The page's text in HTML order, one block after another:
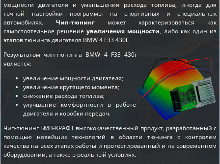
мощности двигателя и уменьшения расхода топлива, иногда для
точной настройки программы на спортивных и специальных
автомобилях. Чип-тюнингможет характеризоваться как
самостоятельное решениеувеличения мощности, либо как один из
этаповтюнинга двигателя BMW 4 F33 430i.
Результатом чип-тюнинга BMW 4 F33 430i
является:
увеличение мощности двигателя;
увеличение крутящего момента;
снижение расхода топлива;
улучшение комфортности в работе
двигателя и коробки передач.
Чип-тюнинг БМВ-КРАФТ высококачественный продукт, разработанный с
помощью новейших технологий в области тюнинга с контролем
качества на всех этапах работы и протестированный и на современном
оборудовании, а также в реальный условиях.